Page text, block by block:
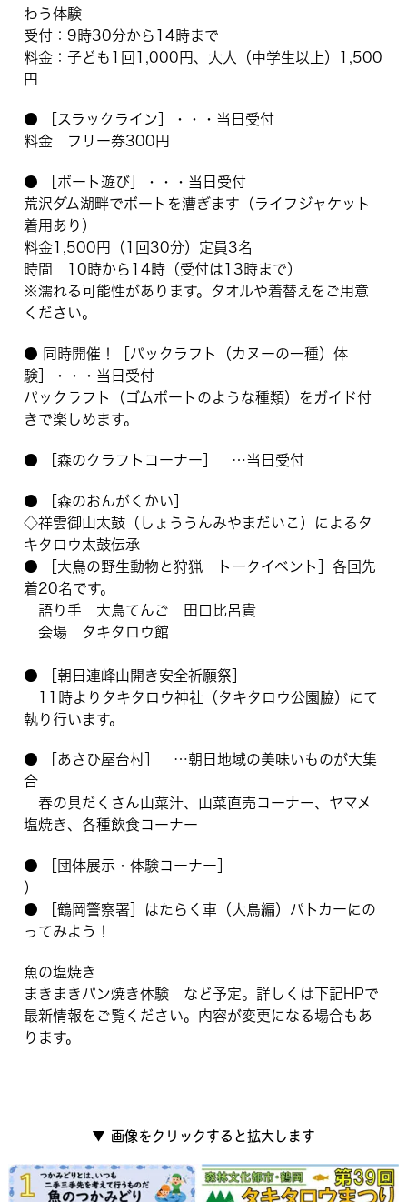
わう体験
受付：9時30分から14時まで
料金：子ども1回1,000円、大人（中学生以上）1,500
円
● ［スラックライン］・・・当日受付
料金 フリー券300円
● ［ボート遊び］・・・当日受付
荒沢ダム湖畔でボートを漕ぎます（ライフジャケット
着用あり）
料金1,500円（1回30分）定員3名
時間 10時から14時（受付は13時まで）
※濡れる可能性があります。タオルや着替えをご用意
ください。
● 同時開催！［パックラフト（カヌーの一種）体
験］・・・当日受付
パックラフト（ゴムボートのような種類）をガイド付
きで楽しめます。
● ［森のクラフトコーナー］ …当日受付
● ［森のおんがくかい］
◇祥雲御山太鼓（しょううんみやまだいこ）によるタ
キタロウ太鼓伝承
● ［大鳥の野生動物と狩猟 トークイベント］各回先
着20名です。
語り手 大鳥てんご 田口比呂貴
会場 タキタロウ館
● ［朝日連峰山開き安全祈願祭］
11時よりタキタロウ神社（タキタロウ公園脇）にて
執り行います。
● ［あさひ屋台村］ …朝日地域の美味いものが大集
合
春の具だくさん山菜汁、山菜直売コーナー、ヤマメ
塩焼き、各種飲食コーナー
● ［団体展示・体験コーナー］
）
● ［鶴岡警察署］はたらく車（大鳥編）パトカーにの
ってみよう！
魚の塩焼き
まきまきパン焼き体験 など予定。詳しくは下記HPで
最新情報をご覧ください。内容が変更になる場合もあ
ります。
▼ 画像をクリックすると拡大します